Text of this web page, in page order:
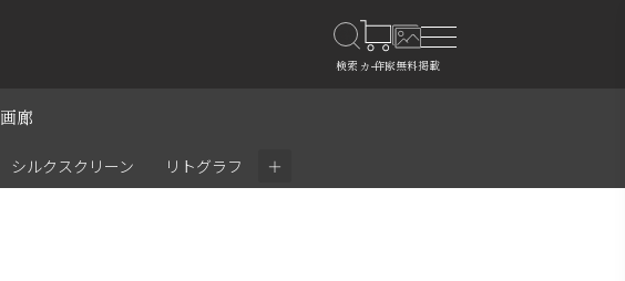
画廊
シルクスクリーン リトグラフ ＋